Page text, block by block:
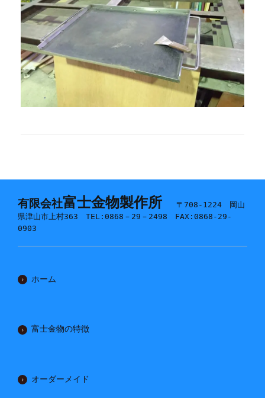
有限会社富士金物製作所
〒708-1224 岡山
県津山市上村363 TEL:0868－29－2498 FAX:0868-29-
0903
ホーム
富士金物の特徴
オーダーメイド